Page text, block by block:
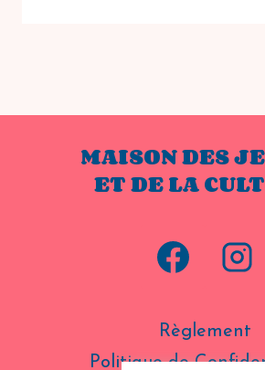
MAISON DES
ET DE LA
Règlement
Politique de